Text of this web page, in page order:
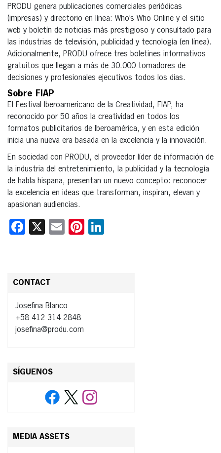
PRODU genera publicaciones comerciales periódicas
(impresas) y directorio en línea: Who’s Who Online y el sitio
web y boletín de noticias más prestigioso y consultado para
las industrias de televisión, publicidad y tecnología (en línea).
Adicionalmente, PRODU ofrece tres boletines informativos
gratuitos que llegan a más de 30.000 tomadores de
decisiones y profesionales ejecutivos todos los días.
Sobre FIAP
El Festival Iberoamericano de la Creatividad, FIAP, ha
reconocido por 50 años la creatividad en todos los
formatos publicitarios de Iberoamérica, y en esta edición
inicia una nueva era basada en la excelencia y la innovación.
En sociedad con PRODU, el proveedor líder de información de
la industria del entretenimiento, la publicidad y la tecnología
de habla hispana, presentan un nuevo concepto: reconocer
la excelencia en ideas que transforman, inspiran, elevan y
apasionan audiencias.
Facebook
X EmailPinterest
CONTACT
Josefina Blanco
+58 412 314 2848
josefina@produ.com
SÍGUENOS
MEDIA ASSETS